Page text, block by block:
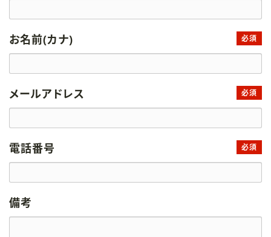
お名前(カナ) 必須
メールアドレス 必須
電話番号 必須
備考